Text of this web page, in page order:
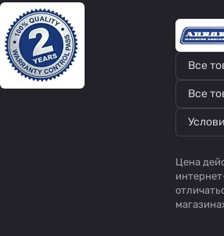
Все
Все
Цена